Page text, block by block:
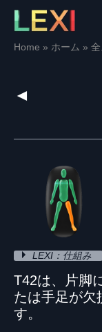
Skip
contentHome ホーム
◄
LEXI：仕組み
T42は、片脚
たは手足が欠
す。